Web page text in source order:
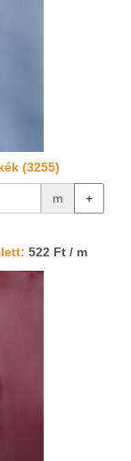
(3255)
m +
522 Ft / m